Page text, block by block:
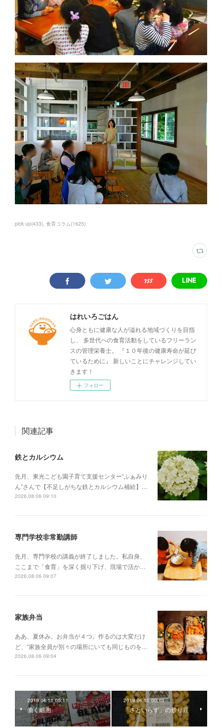
pick up(433) 食育コラム(1625)
はれいろごはん
心身ともに健康な人が溢れる地域づくりを目指
し、 多世代への食育活動をしているフリーラン
スの管理栄養士。 『１０年後の健康寿命が延び
ているために』 新しいことにチャレンジしてい
きます！
フォロー
関連記事
鉄とカルシウム
先月、東光こども園子育て支援センター“ふぁみり
ん”さんで【不足しがちな鉄とカルシウム補給】…
2026.08.06 09:10
専門学校非常勤講師
先月、専門学校の講義が終了しました。私自身、
ここまで「食育」を深く掘り下げ、現場で活か…
2026.08.06 09:07
家族弁当
ああ、夏休み。お弁当が４つ。作るのは大変だけ
ど、“家族全員が別々の場所にいても同じものを…
2026.08.06 09:04
2019.04.11 05:11
働く細胞
2019.04.10 00:10
「さといらず」の炒り豆